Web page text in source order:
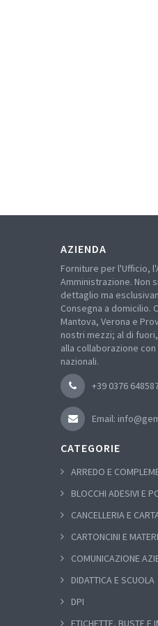
AZIENDA
Forniture per l'Ufficio,
Amministrazione. Non
dettaglio ma
Consegna a domicilio.
Mantova, Verona e
nostri mezzi; al di
alla collaborazione
nazionali.
+39 0376
Email:
CATEGORIE
ARREDO E
BLOCCHI ADESIVI E
CANCELLERIA E
CARTONCINI E
COMUNICAZIONE
DIDATTICA E SCUOLA
DPI
ETICHETTE, BUSTE E